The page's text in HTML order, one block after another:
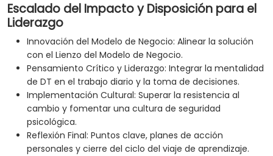
Escalado del Impacto y Disposición para el
Liderazgo
Innovación del Modelo de Negocio: Alinear la solución
con el Lienzo del Modelo de Negocio.
Pensamiento Crítico y Liderazgo: Integrar la mentalidad
de DT en el trabajo diario y la toma de decisiones.
Implementación Cultural: Superar la resistencia al
cambio y fomentar una cultura de seguridad
psicológica.
Reflexión Final: Puntos clave, planes de acción
personales y cierre del ciclo del viaje de aprendizaje.